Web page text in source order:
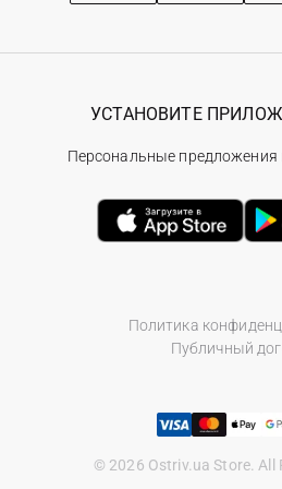
Политика
Публичный
© 2026 Ostriv.ua Store. All
УСТАНОВИТЕ
Персональные предложения